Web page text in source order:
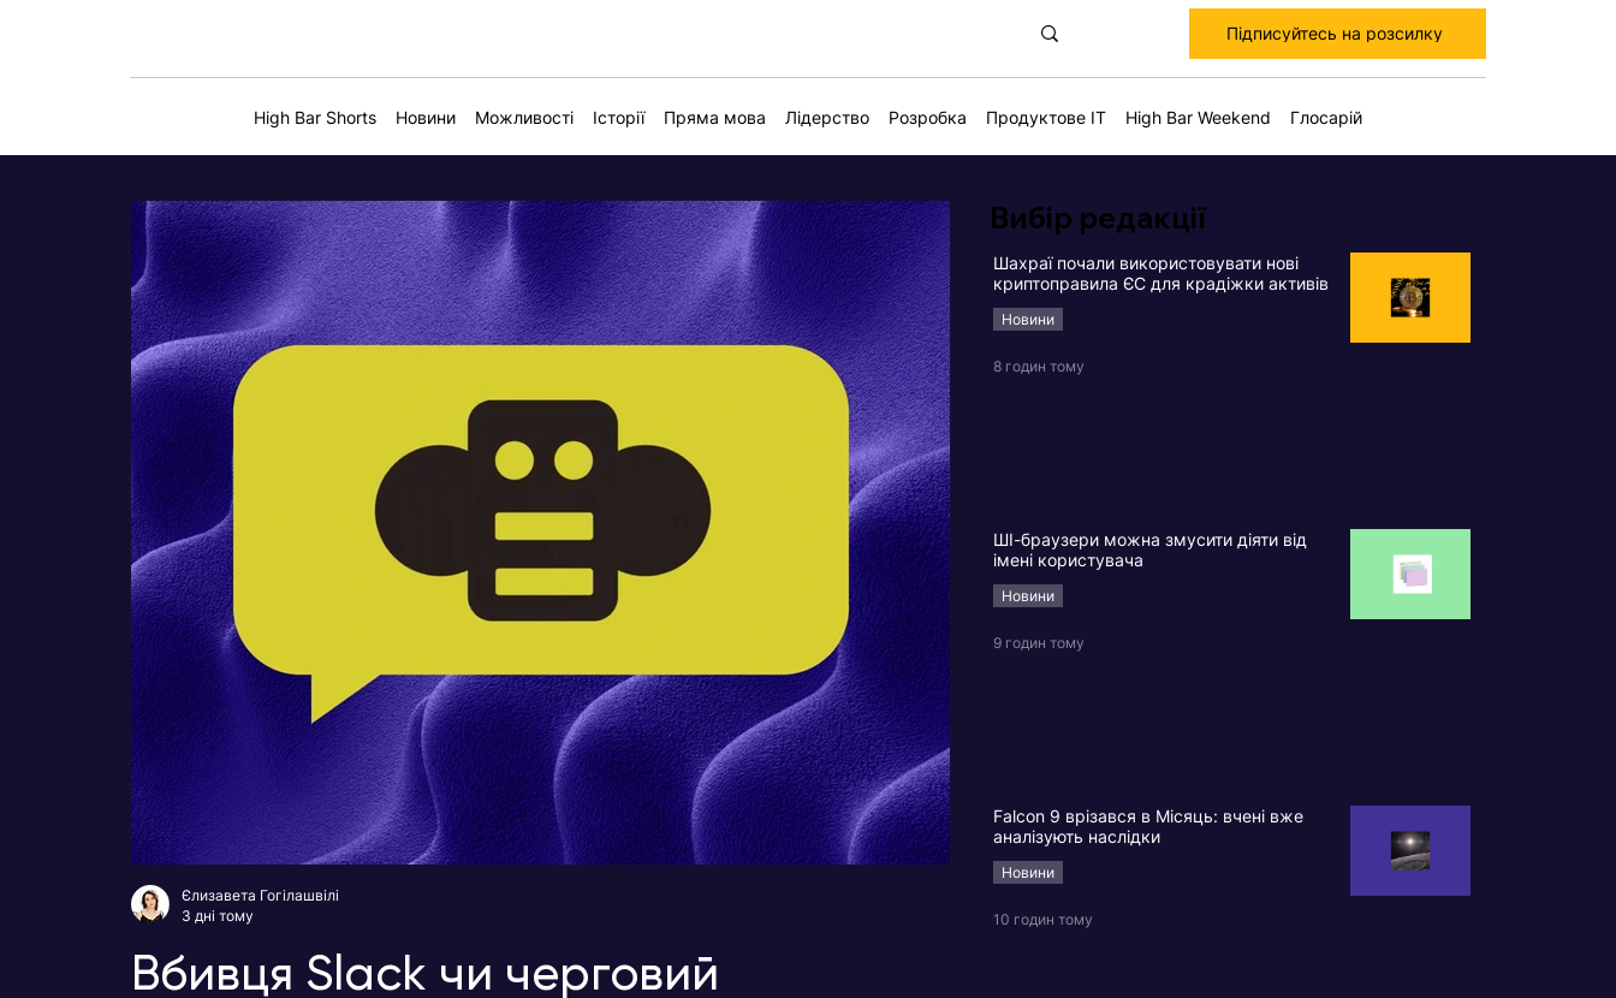
Підписуйтесь на розсилку
High Bar Shorts Новини Можливості Історії Пряма мова Лідерство Розробка Продуктове IT High Bar Weekend Глосарій
Вбивця Slack чи черговий
Єлизавета Гогілашвілі
3 дні тому
Вибір редакції
Шахраї почали використовувати нові
криптоправила ЄС для крадіжки активів
Новини
8 годин тому
ШІ-браузери можна змусити діяти від
імені користувача
Новини
9 годин тому
Falcon 9 врізався в Місяць: вчені вже
аналізують наслідки
Новини
10 годин тому